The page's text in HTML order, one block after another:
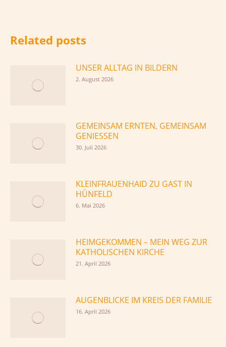
Related posts
UNSER ALLTAG IN BILDERN
2. August 2026
GEMEINSAM ERNTEN, GEMEINSAM
GENIESSEN
30. Juli 2026
KLEINFRAUENHAID ZU GAST IN
HÜNFELD
6. Mai 2026
HEIMGEKOMMEN – MEIN WEG ZUR
KATHOLISCHEN KIRCHE
21. April 2026
AUGENBLICKE IM KREIS DER FAMILIE
16. April 2026